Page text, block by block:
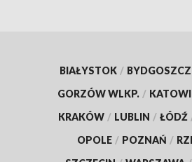
BIAŁYSTOK / BYDGOSZCZ
GORZÓW WLKP. /
KRAKÓW / LUBLIN / ŁÓDŹ
OPOLE / POZNAŃ /